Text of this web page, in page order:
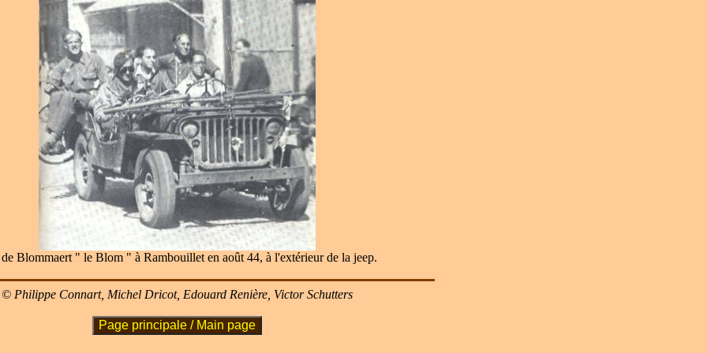
de Blommaert " le Blom " à Rambouillet en août 44, à l'extérieur de la jeep.
© Philippe Connart, Michel Dricot, Edouard Renière, Victor Schutters